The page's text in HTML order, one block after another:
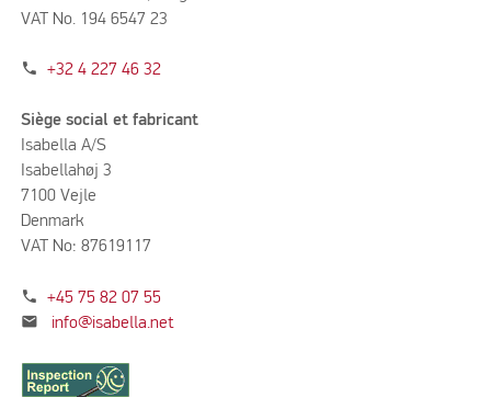
VAT No. 194 6547 23
phone +32 4 227 46 32
Siège social et fabricant
Isabella A/S
Isabellahøj 3
7100 Vejle
Denmark
VAT No: 87619117
phone +45 75 82 07 55
mail info@isabella.net